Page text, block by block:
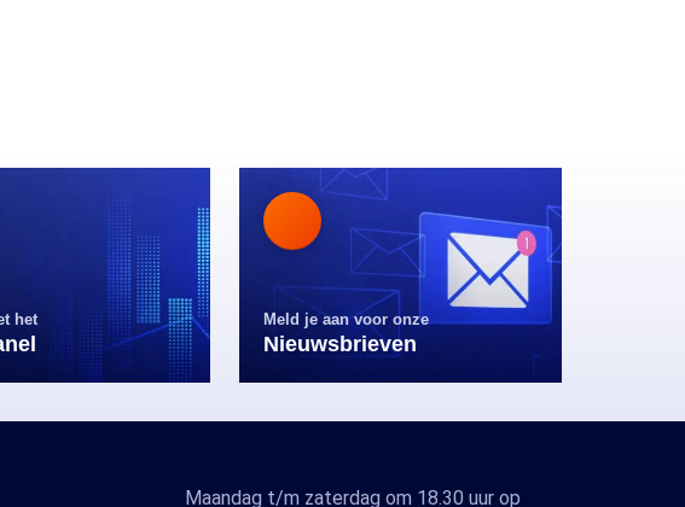
het Meld je aan voor onze
Nieuwsbrieven
Maandag t/m zaterdag om 18.30 uur op